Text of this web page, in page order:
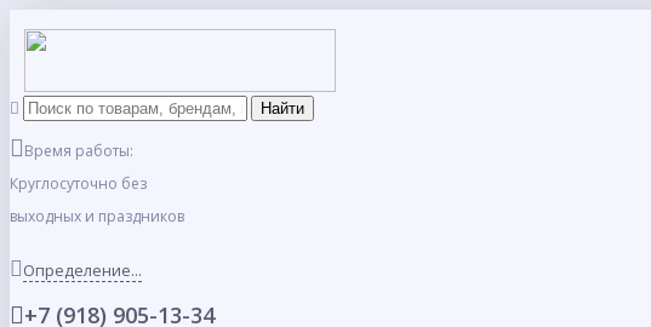
Время работы:
Круглосуточно без
выходных и праздников
Определение...
+7 (918) 905-13-34